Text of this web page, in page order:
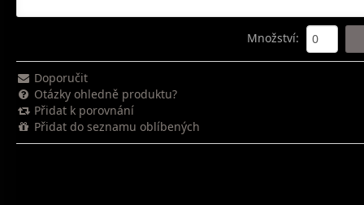
Množství:
Doporučit
Otázky ohledně produktu?
Přidat k porovnání
Přidat do seznamu oblíbených